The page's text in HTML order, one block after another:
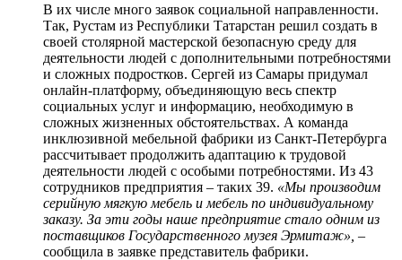
В их числе много заявок социальной направленности.
Так, Рустам из Республики Татарстан решил создать в
своей столярной мастерской безопасную среду для
деятельности людей с дополнительными потребностями
и сложных подростков. Сергей из Самары придумал
онлайн-платформу, объединяющую весь спектр
социальных услуг и информацию, необходимую в
сложных жизненных обстоятельствах. А команда
инклюзивной мебельной фабрики из Санкт-Петербурга
рассчитывает продолжить адаптацию к трудовой
деятельности людей с особыми потребностями. Из 43
сотрудников предприятия – таких 39. «Мы производим
серийную мягкую мебель и мебель по индивидуальному
заказу. За эти годы наше предприятие стало одним из
поставщиков Государственного музея Эрмитаж», –
сообщила в заявке представитель фабрики.